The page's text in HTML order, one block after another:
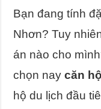
Bạn đang tính
Nhơn? Tuy
án nào cho
chọn naycăn
hộ du lịch đầu